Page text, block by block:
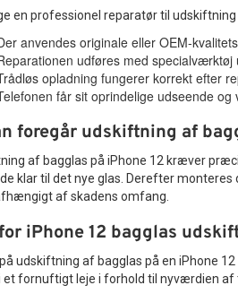
en professionel reparatør til
anvendes originale eller OEM-
udføres med
opladning fungerer korrekt efter
får sit oprindelige udseende
foregår udskiftning af
af bagglas på iPhone 12 kræver
klar til det nye glas. Derefter
af skadens omfang.
iPhone 12 bagglas
udskiftning af bagglas på en iPhone
et fornuftigt leje i forhold til nyværdien